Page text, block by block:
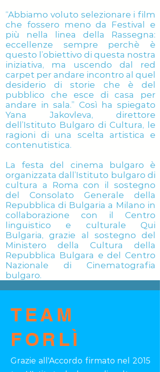
“Abbiamo voluto selezionare i film
che fossero meno da Festival e
più nella linea della Rassegna:
eccellenze sempre perchè è
questo l’obiettivo di questa nostra
iniziativa, ma uscendo dal red
carpet per andare incontro al quel
desiderio di storie che è del
pubblico che esce di casa per
andare in sala.” Così ha spiegato
Yana Jakovleva, direttore
dell’Istituto Bulgaro di Cultura, le
ragioni di una scelta artistica e
contenutistica.
La festa del cinema bulgaro è
organizzata dall’Istituto bulgaro di
cultura a Roma con il sostegno
del Consolato Generale della
Repubblica di Bulgaria a Milano in
collaborazione con il Centro
linguistico e culturale Qui
Bulgaria, grazie al sostegno del
Ministero della Cultura della
Repubblica Bulgara e del Centro
Nazionale di Cinematografia
bulgaro.
TEAM
FORLÌ
Grazie all'Accordo firmato nel 2015